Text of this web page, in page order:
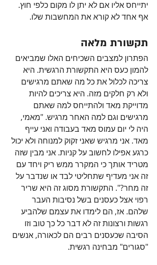
יתייחס אליו אם לא יתן לו מקום כלפי חוץ.
אף אחד לא קורא את המחשבות שלו.
תקשורת מלאה
הפתרון למצבים השכיחים האלו שמביאים
להמון כעס היא התקשורת הרגשית. היא
צריכה לכלול את כל מה שאתם מרגישים
ולא רק חלקים מזה. היא צריכים להיות
מדוייקת מאד ולהתייחס למה שאתם
מרגישים וגם למה האחר מרגיש. "מאמי,
היה לי יום עמוס מאד בעבודה ואני עייף
מאד. אני מרגיש שאני זקוק למנוחה ולא יכול
כרגע אפילו לחשוב על קניות. אני מבין שזה
מטריד אותך כי המקרר ממש ריק ויחד עם
זה אני מעדיף שתחליטי לבד או שנדבר על
זה מחר?". התקשורת מסוג זה היא שריר
רפוי אצל כעסנים בשל נסיבות העבר
שלהם. אז, הם לימדו את עצמם שלהביע
רגשות ורצונות זה לא דבר כל כך טוב וזו
הסיבה שכעסנים רבים הם לכאורה, אנשים
"סגורים" מבחינה רגשית.